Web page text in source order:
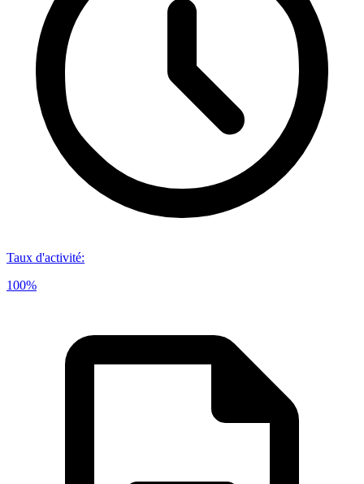
Taux d'activité:
100%